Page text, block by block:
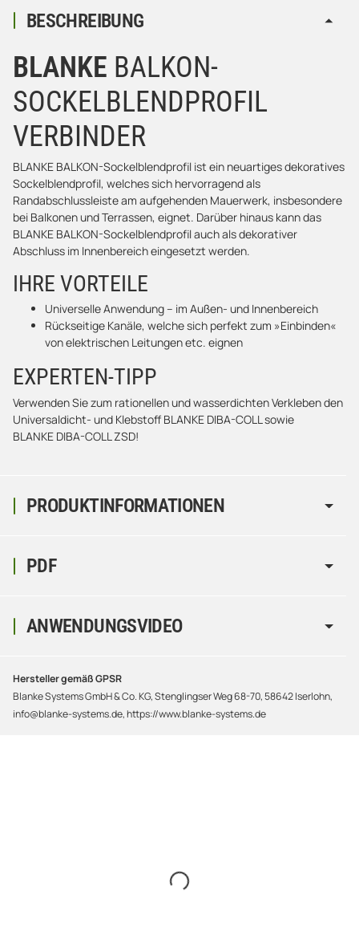
PRODUKTINFORMATIONEN
BESCHREIBUNG
BLANKE BALKON-
SOCKELBLENDPROFIL
VERBINDER
BLANKE BALKON-Sockelblendprofil ist ein neuartiges dekoratives
Sockelblendprofil, welches sich hervorragend als
Randabschlussleiste am aufgehenden Mauerwerk, insbesondere
bei Balkonen und Terrassen, eignet. Darüber hinaus kann das
BLANKE BALKON-Sockelblendprofil auch als dekorativer
Abschluss im Innenbereich eingesetzt werden.
IHRE VORTEILE
Universelle Anwendung – im Außen- und Innenbereich
Rückseitige Kanäle, welche sich perfekt zum »Einbinden«
von elektrischen Leitungen etc. eignen
EXPERTEN-TIPP
Verwenden Sie zum rationellen und wasserdichten Verkleben den
Universaldicht- und Klebstoff BLANKE DIBA-COLL sowie
BLANKE DIBA-COLL ZSD!
PDF
ANWENDUNGSVIDEO
Hersteller gemäß GPSR
Blanke Systems GmbH & Co. KG, Stenglingser Weg 68-70, 58642 Iserlohn,
info@blanke-systems.de, https://www.blanke-systems.de